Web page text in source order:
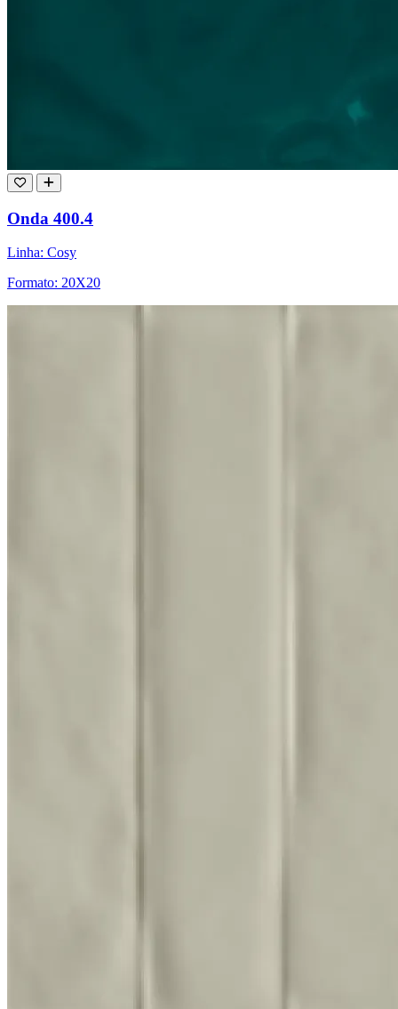
Onda 400.4
Linha: Cosy
Formato: 20X20